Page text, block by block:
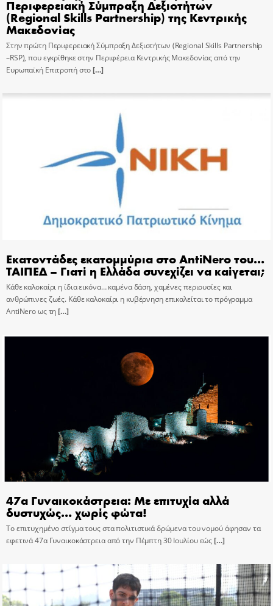
Περιφερειακή Σύμπραξη Δεξιοτήτων
(Regional Skills Partnership) της Κεντρικής
Μακεδονίας
Στην πρώτη Περιφερειακή Σύμπραξη Δεξιοτήτων (Regional Skills Partnership
–RSP), που εγκρίθηκε στην Περιφέρεια Κεντρικής Μακεδονίας από την
Ευρωπαϊκή Επιτροπή στο[…]
Εκατοντάδες εκατομμύρια στο AntiNero του…
ΤΑΙΠΕΔ – Γιατί η Ελλάδα συνεχίζει να καίγεται;
Κάθε καλοκαίρι η ίδια εικόνα… καμένα δάση, χαμένες περιουσίες και
ανθρώπινες ζωές. Κάθε καλοκαίρι η κυβέρνηση επικαλείται το πρόγραμμα
AntiNero ως τη[…]
47α Γυναικοκάστρεια: Με επιτυχία αλλά
δυστυχώς… χωρίς φώτα!
Το επιτυχημένο στίγμα τους στα πολιτιστικά δρώμενα του νομού άφησαν τα
εφετινά 47α Γυναικοκάστρεια από την Πέμπτη 30 Ιουλίου εώς[…]